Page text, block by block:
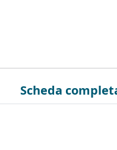
Scheda